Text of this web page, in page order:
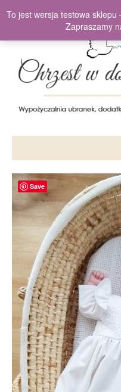
Save
To jest wersja testowa
Zapraszamy